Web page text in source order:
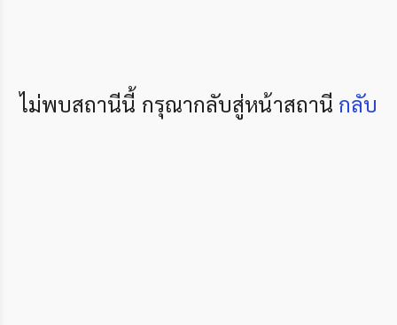
ไม่พบสถานีนี้ กรุณากลับสู่หน้าสถานี กลับ